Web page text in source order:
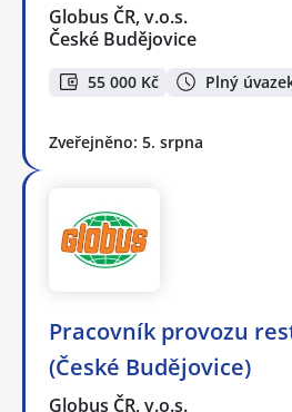
Globus ČR, v.o.s.
České Budějovice
55 000 Kč Plný
Zveřejněno: 5. srpna
Pracovník provozu
(České Budějovice)
Globus ČR, v.o.s.